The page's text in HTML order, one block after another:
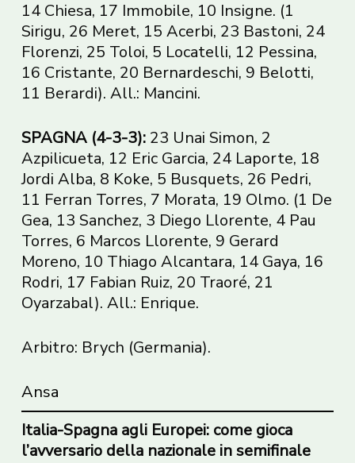
14 Chiesa, 17 Immobile, 10 Insigne. (1
Sirigu, 26 Meret, 15 Acerbi, 23 Bastoni, 24
Florenzi, 25 Toloi, 5 Locatelli, 12 Pessina,
16 Cristante, 20 Bernardeschi, 9 Belotti,
11 Berardi). All.: Mancini.
SPAGNA (4-3-3):23 Unai Simon, 2
Azpilicueta, 12 Eric Garcia, 24 Laporte, 18
Jordi Alba, 8 Koke, 5 Busquets, 26 Pedri,
11 Ferran Torres, 7 Morata, 19 Olmo. (1 De
Gea, 13 Sanchez, 3 Diego Llorente, 4 Pau
Torres, 6 Marcos Llorente, 9 Gerard
Moreno, 10 Thiago Alcantara, 14 Gaya, 16
Rodri, 17 Fabian Ruiz, 20 Traoré, 21
Oyarzabal). All.: Enrique.
Arbitro: Brych (Germania).
Ansa
Italia-Spagna agli Europei: come gioca
l’avversario della nazionale in semifinale